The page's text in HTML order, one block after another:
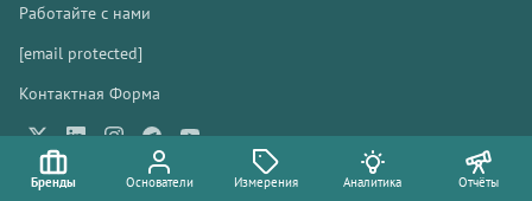
Работайте с нами
[email protected]
Контактная Форма
Бренды Основатели Измерения Аналитика Отчёты